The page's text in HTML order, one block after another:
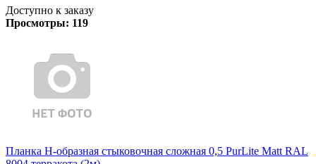
Доступно к заказу
Просмотры: 119
Планка Н-образная стыковочная сложная 0,5 PurLite Matt RAL